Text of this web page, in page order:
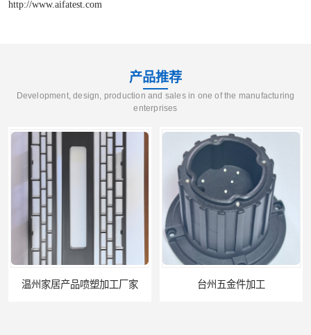
http://www.aifatest.com
产品推荐
Development, design, production and sales in one of the manufacturing
enterprises
温州家居产品喷塑加工厂家 台州五金件加工